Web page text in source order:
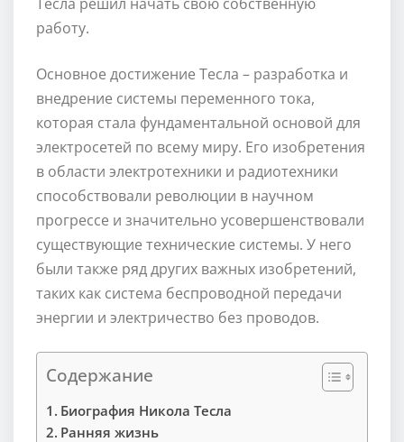
работу.
Основное достижение Тесла – разработка и
внедрение системы переменного тока,
которая стала фундаментальной основой для
электросетей по всему миру. Его изобретения
в области электротехники и радиотехники
способствовали революции в научном
прогрессе и значительно усовершенствовали
существующие технические системы. У него
были также ряд других важных изобретений,
таких как система беспроводной передачи
энергии и электричество без проводов.
Содержание
Биография Никола Тесла
Ранняя жизнь